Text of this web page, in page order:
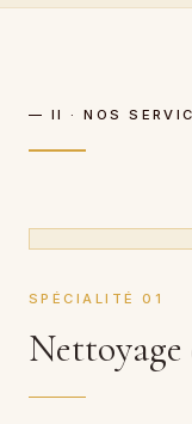
— II · NOS
SPÉCIALITÉ 01
Nettoyage